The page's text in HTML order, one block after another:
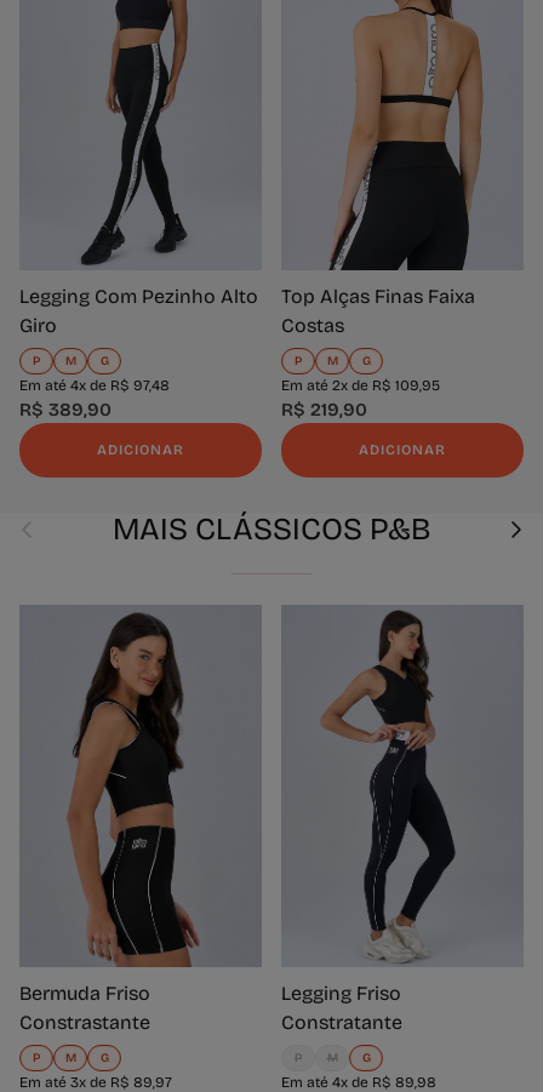
Legging Com Pezinho Alto
Giro
P M G
Em até 4x de R$ 97,48
R$ 389,90
ADICIONAR
Top Alças Finas Faixa
Costas
P M G
Em até 2x de R$ 109,95
R$ 219,90
ADICIONAR
Anterior MAIS CLÁSSICOS P&B
Bermuda Friso
Constrastante
P M G
Em até 3x de R$ 89,97
Legging Friso
Constratante
P M G
Em até 4x de R$ 89,98